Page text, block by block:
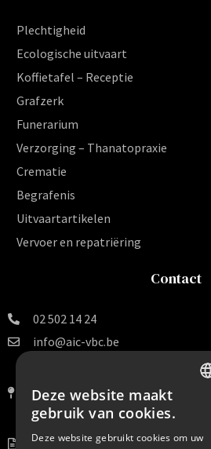
Plechtigheid
Ecologische uitvaart
Koffietafel – Receptie
Grafzerk
Funerarium
Verzorging – Thanatopraxie
Crematie
Begrafenis
Uitvaartartikelen
Vervoer en repatriëring
Contact
02 502 14 24
info@aic-vbc.be
Begrafenissen en Crematies v.z.w.
Van Arteveldestraat 140 B 16
1000 Brussel
BE 0456.099.938
Deze website maakt
gebruik van cookies.
Deze website gebruikt cookies om uw